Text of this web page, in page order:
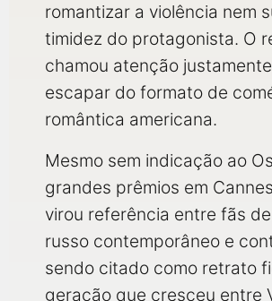
romantizar a violência nem
timidez do protagonista. O
chamou atenção
escapar do formato de
romântica americana.
Mesmo sem indicação ao
grandes prêmios em
virou referência entre fãs
russo contemporâneo e
sendo citado como retrato
geração que cresceu entre